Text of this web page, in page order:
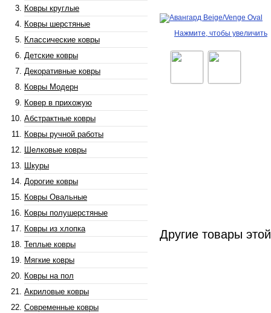
Ковры круглые
Ковры шерстяные
Классические ковры
Детские ковры
Декоративные ковры
Ковры Модерн
Ковер в прихожую
Абстрактные ковры
Ковры ручной работы
Шелковые ковры
Шкуры
Дорогие ковры
Ковры Овальные
Ковры полушерстяные
Ковры из хлопка
Теплые ковры
Мягкие ковры
Ковры на пол
Акриловые ковры
Современные ковры
Нажмите, чтобы увеличить
Другие товары